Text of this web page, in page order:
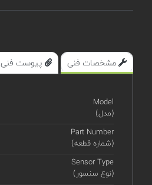
مشخصات فنی پیوست فنی
Model
(مدل)
Part Number
(شماره قطعه)
Sensor Type
(نوع سنسور)